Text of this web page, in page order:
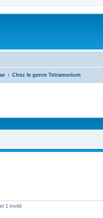
Chez le genre Tetramorium
1 invité